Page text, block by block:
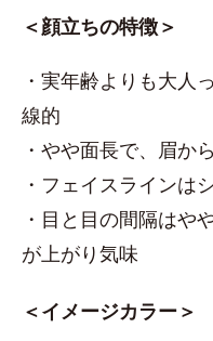
＜顔立ちの特徴＞
・実年齢よりも大人
線的
・やや面長で、眉か
・フェイスラインは
・目と目の間隔はや
が上がり気味
＜イメージカラー＞